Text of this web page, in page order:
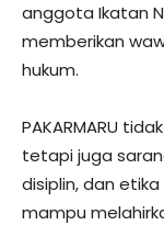
anggota Ikatan
memberikan
hukum.
PAKARMARU
tetapi juga
disiplin, dan
mampu